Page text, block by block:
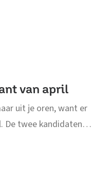
van april
uit je oren, want er
De twee kandidaten…